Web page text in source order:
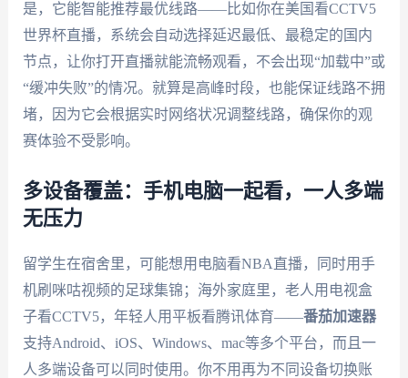
是，它能智能推荐最优线路——比如你在美国看CCTV5
世界杯直播，系统会自动选择延迟最低、最稳定的国内
节点，让你打开直播就能流畅观看，不会出现“加载中”或
“缓冲失败”的情况。就算是高峰时段，也能保证线路不拥
堵，因为它会根据实时网络状况调整线路，确保你的观
赛体验不受影响。
多设备覆盖：手机电脑一起看，一人多端
无压力
留学生在宿舍里，可能想用电脑看NBA直播，同时用手
机刷咪咕视频的足球集锦；海外家庭里，老人用电视盒
子看CCTV5，年轻人用平板看腾讯体育——番茄加速器
支持Android、iOS、Windows、mac等多个平台，而且一
人多端设备可以同时使用。你不用再为不同设备切换账